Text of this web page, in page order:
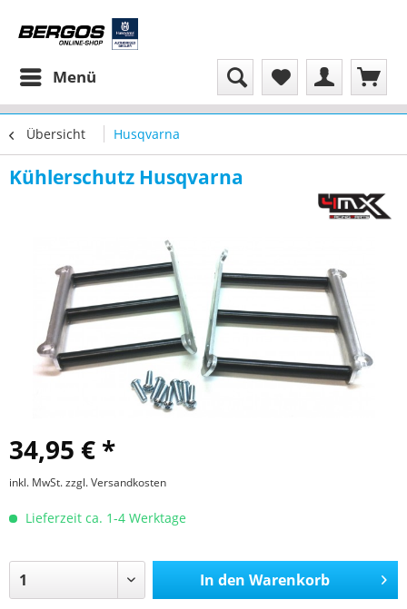
Menü
Übersicht Husqvarna
Kühlerschutz Husqvarna
34,95 € *
inkl. MwSt.zzgl. Versandkosten
Lieferzeit ca. 1-4 Werktage
In den Warenkorb